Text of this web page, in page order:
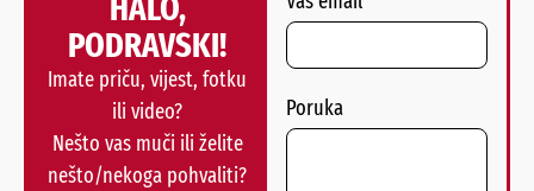
HALO,
PODRAVSKI!
Imate priču, vijest, fotku
ili video?
Nešto vas muči ili želite
nešto/nekoga pohvaliti?
Poruka